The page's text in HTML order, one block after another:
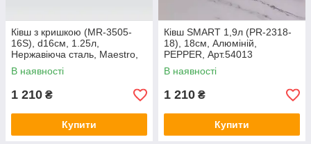
Ківш з кришкою (MR-3505-
16S), d16см, 1.25л,
Нержавіюча сталь, Maestro,
Арт.52347
В наявності
1 210 ₴
Купити
Ківш SMART 1,9л (PR-2318-
18), 18см, Алюміній,
PEPPER, Арт.54013
В наявності
1 210 ₴
Купити